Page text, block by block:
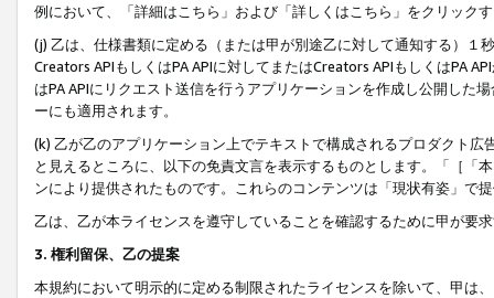
例において、「詳細はこちら」および「詳しくはこちら」をクリック
(j) 乙は、仕様書類に定める（または甲が別途乙に対して通知する）
Creators APIもしくはPA APIに対してまたはCreators APIもしくはPA
はPA APIにリクエスト送信を行うアプリケーションを作成し公開した
ーにも適用されます。
(k) 乙が乙のアプリケーション上でテキストで構成されるプロダクト
と見えるところに、以下の免責文言を表示するものとします。「［「
ンにより提供されたものです。これらのコンテンツは「現状有姿」で
乙は、乙が本ライセンスを遵守していることを確認するために甲が要
3. 権利留保、乙の提案
本規約において明示的に定める制限されたライセンスを除いて、甲は